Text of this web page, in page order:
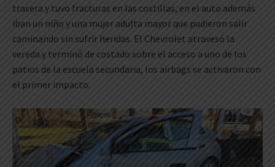
trasera y tuvo fracturas en las costillas, en el auto además
iban un niño y una mujer adulta mayor que pudieron salir
caminando sin sufrir heridas. El Chevrolet atravesó la
vereda y terminó de costado sobre el acceso a uno de los
patios de la escuela secundaria, los airbags se activaron con
el primer impacto.